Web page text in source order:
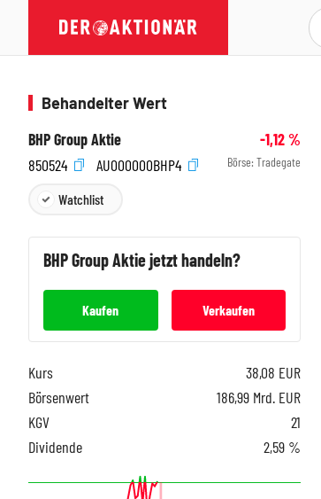
Behandelter Wert
BHP Group Aktie
-1,12%
850524
AU000000BHP4 Börse: Tradegate
Watchlist
BHP GroupAktie jetzt handeln?
Kaufen Verkaufen
Kurs 38,08 EUR
Börsenwert
186,99 Mrd. EUR
KGV
21
Dividende
2,59 %